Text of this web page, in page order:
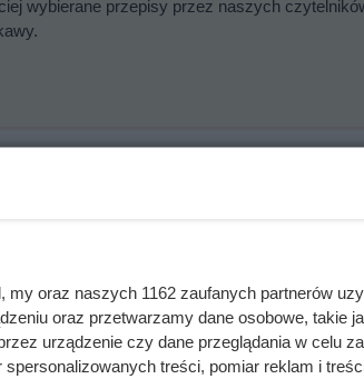
wybierane przepisy przez naszych
bez dodatku cukru. Jest doskonałym
pyszny sok.
my oraz naszych 1162 zaufanych partnerów
oraz przetwarzamy dane osobowe, takie
urządzenie czy dane przeglądania w celu
treści, pomiar reklam i